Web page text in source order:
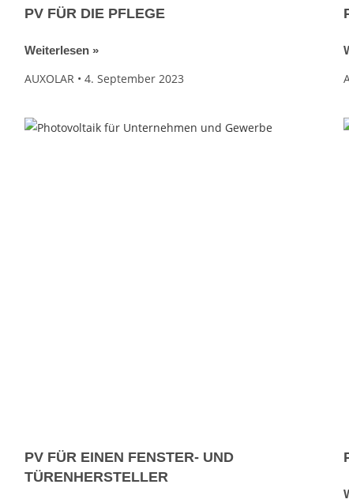
PV FÜR DIE PFLEGE
Weiterlesen »
AUXOLAR 4. September 2023
PV FÜR EINEN FENSTER- UND
TÜRENHERSTELLER